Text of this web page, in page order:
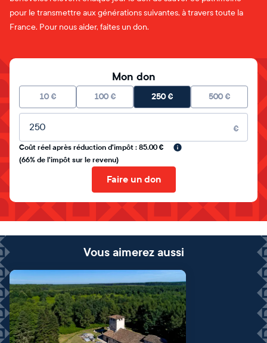
pour le transmettre aux générations suivantes, à travers toute la
France. Pour nous aider, faites un don.
Mon don
10 € 100 € 250€ 500 €
Montant libre
€
Coût réel après réduction d'impôt : 85.00 €
(66% de l'impôt sur le revenu)
Faire un don
Vous aimerez aussi